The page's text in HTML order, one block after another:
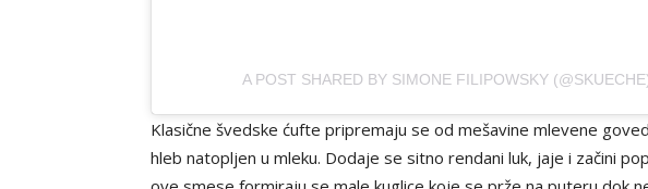
A POST SHARED BY SIMONE FILIPOWSKY
Klasične švedske ćufte pripremaju se od mešavine mlevene
hleb natopljen u mleku. Dodaje se sitno rendani luk, jaje i začini